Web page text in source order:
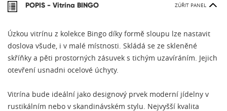
POPIS - Vitrína BINGO ZÚŘIT PANEL
Úzkou vitrínu z kolekce Bingo díky formě sloupu lze nastavit
doslova všude, i v malé místnosti. Skládá se ze skleněné
skříňky a pěti prostorných zásuvek s tichým uzavíráním. Jejich
otevření usnadni ocelové úchyty.
Vitrína bude ideální jako designový prvek moderní jídelny v
rustikálním nebo v skandinávském stylu. Nejvyšší kvalita